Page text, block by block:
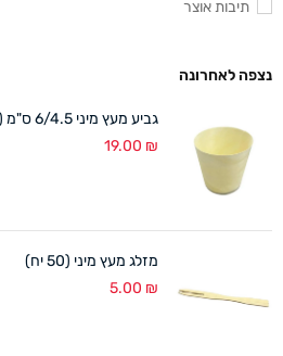
תיבות אוצר
נצפה לאחרונה
גביע מעץ מיני 6/4.5 ס"מ (50 יח')
19.00 ₪
מזלג מעץ מיני (50 יח)
5.00 ₪